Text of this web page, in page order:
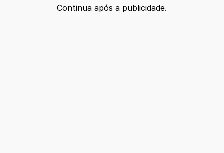
Continua após a publicidade.